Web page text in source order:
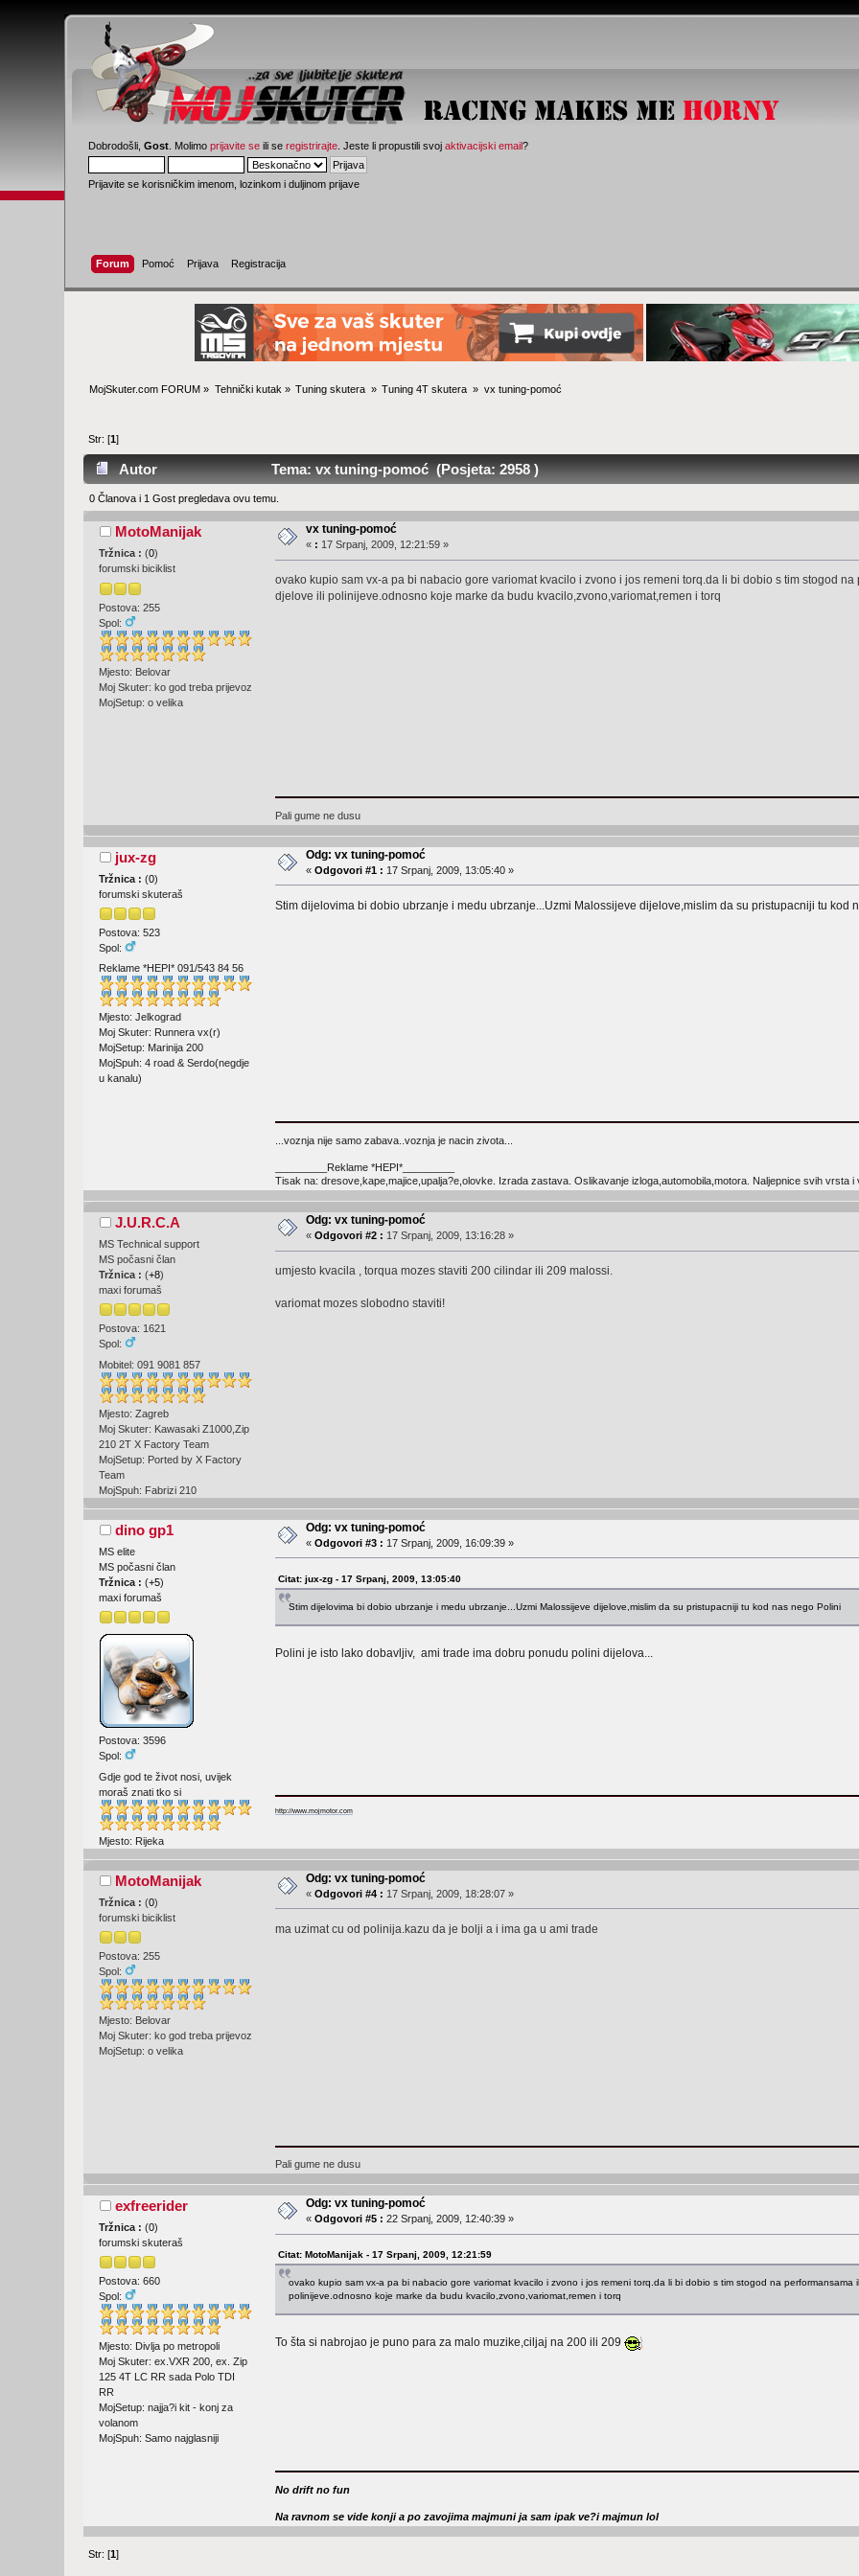
Dobrodošli,Gost . Molimoprijavite se ili seregistrirajte . Jeste li propustili svojaktivacijski email?
Prijavite se korisničkim imenom, lozinkom i duljinom prijave
Forum Pomoć Prijava Registracija
MojSkuter.com FORUM » Tehnički kutak » Tuning skutera » Tuning 4T skutera » vx tuning-pomoć
Str: [1]
Autor Tema: vx tuning-pomoć (Posjeta: 2958 )
0 Članova i 1 Gost pregledava ovu temu.
MotoManijak
Tržnica :(0)
forumski biciklist
Postova: 255
Spol:
Mjesto: Belovar
Moj Skuter: ko god treba prijevoz
MojSetup: o velika
vx tuning-pomoć
« : 17 Srpanj, 2009, 12:21:59 »
ovako kupio sam vx-a pa bi nabacio gore variomat kvacilo i zvono i jos remeni torq.da li bi dobio s tim stogod
djelove ili polinijeve.odnosno koje marke da budu kvacilo,zvono,variomat,remen i torq
Pali gume ne dusu
jux-zg
Tržnica :(0)
forumski skuteraš
Postova: 523
Spol:
Reklame *HEPI* 091/543 84 56
Mjesto: Jelkograd
Moj Skuter: Runnera vx(r)
MojSetup: Marinija 200
MojSpuh: 4 road & Serdo(negdje
u kanalu)
Odg: vx tuning-pomoć
«Odgovori #1 : 17 Srpanj, 2009, 13:05:40 »
Stim dijelovima bi dobio ubrzanje i medu ubrzanje...Uzmi Malossijeve dijelove,mislim da su pristupacniji tu kod
...voznja nije samo zabava..voznja je nacin zivota...
_________Reklame *HEPI*_________
Tisak na: dresove,kape,majice,upalja?e,olovke. Izrada zastava. Oslikavanje izloga,automobila,motora. Naljepnice svih vrsta i
J.U.R.C.A
MS Technical support
MS počasni član
Tržnica :(+8)
maxi forumaš
Postova: 1621
Spol:
Mobitel: 091 9081 857
Mjesto: Zagreb
Moj Skuter: Kawasaki Z1000,Zip
210 2T X Factory Team
MojSetup: Ported by X Factory
Team
MojSpuh: Fabrizi 210
Odg: vx tuning-pomoć
«Odgovori #2 : 17 Srpanj, 2009, 13:16:28 »
umjesto kvacila , torqua mozes staviti 200 cilindar ili 209 malossi.
variomat mozes slobodno staviti!
dino gp1
MS elite
MS počasni član
Tržnica :(+5)
maxi forumaš
Postova: 3596
Spol:
Gdje god te život nosi, uvijek
moraš znati tko si
Mjesto: Rijeka
Odg: vx tuning-pomoć
«Odgovori #3 : 17 Srpanj, 2009, 16:09:39 »
Citat: jux-zg - 17 Srpanj, 2009, 13:05:40
Stim dijelovima bi dobio ubrzanje i medu ubrzanje...Uzmi Malossijeve dijelove,mislim da su pristupacniji tu kod nas nego Polini
Polini je isto lako dobavljiv, ami trade ima dobru ponudu polini dijelova...
http://www.mojmotor.com
MotoManijak
Tržnica :(0)
forumski biciklist
Postova: 255
Spol:
Mjesto: Belovar
Moj Skuter: ko god treba prijevoz
MojSetup: o velika
Odg: vx tuning-pomoć
«Odgovori #4 : 17 Srpanj, 2009, 18:28:07 »
ma uzimat cu od polinija.kazu da je bolji a i ima ga u ami trade
Pali gume ne dusu
exfreerider
Tržnica :(0)
forumski skuteraš
Postova: 660
Spol:
Mjesto: Divlja po metropoli
Moj Skuter: ex.VXR 200, ex. Zip
125 4T LC RR sada Polo TDI
RR
MojSetup: najja?i kit - konj za
volanom
MojSpuh: Samo najglasniji
Odg: vx tuning-pomoć
«Odgovori #5 : 22 Srpanj, 2009, 12:40:39 »
Citat: MotoManijak - 17 Srpanj, 2009, 12:21:59
ovako kupio sam vx-a pa bi nabacio gore variomat kvacilo i zvono i jos remeni torq.da li bi dobio s tim stogod na performansama
polinijeve.odnosno koje marke da budu kvacilo,zvono,variomat,remen i torq
To šta si nabrojao je puno para za malo muzike,ciljaj na 200 ili 209
No drift no fun
Na ravnom se vide konji a po zavojima majmuni ja sam ipak ve?i majmun lol
Str: [1]